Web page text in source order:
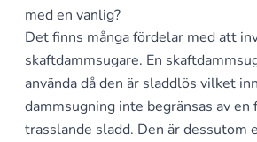
med en vanlig?
Det finns många fördelar med att
skaftdammsugare. En
använda då den är sladdlös vilket
dammsugning inte begränsas av
trasslande sladd. Den är dessutom